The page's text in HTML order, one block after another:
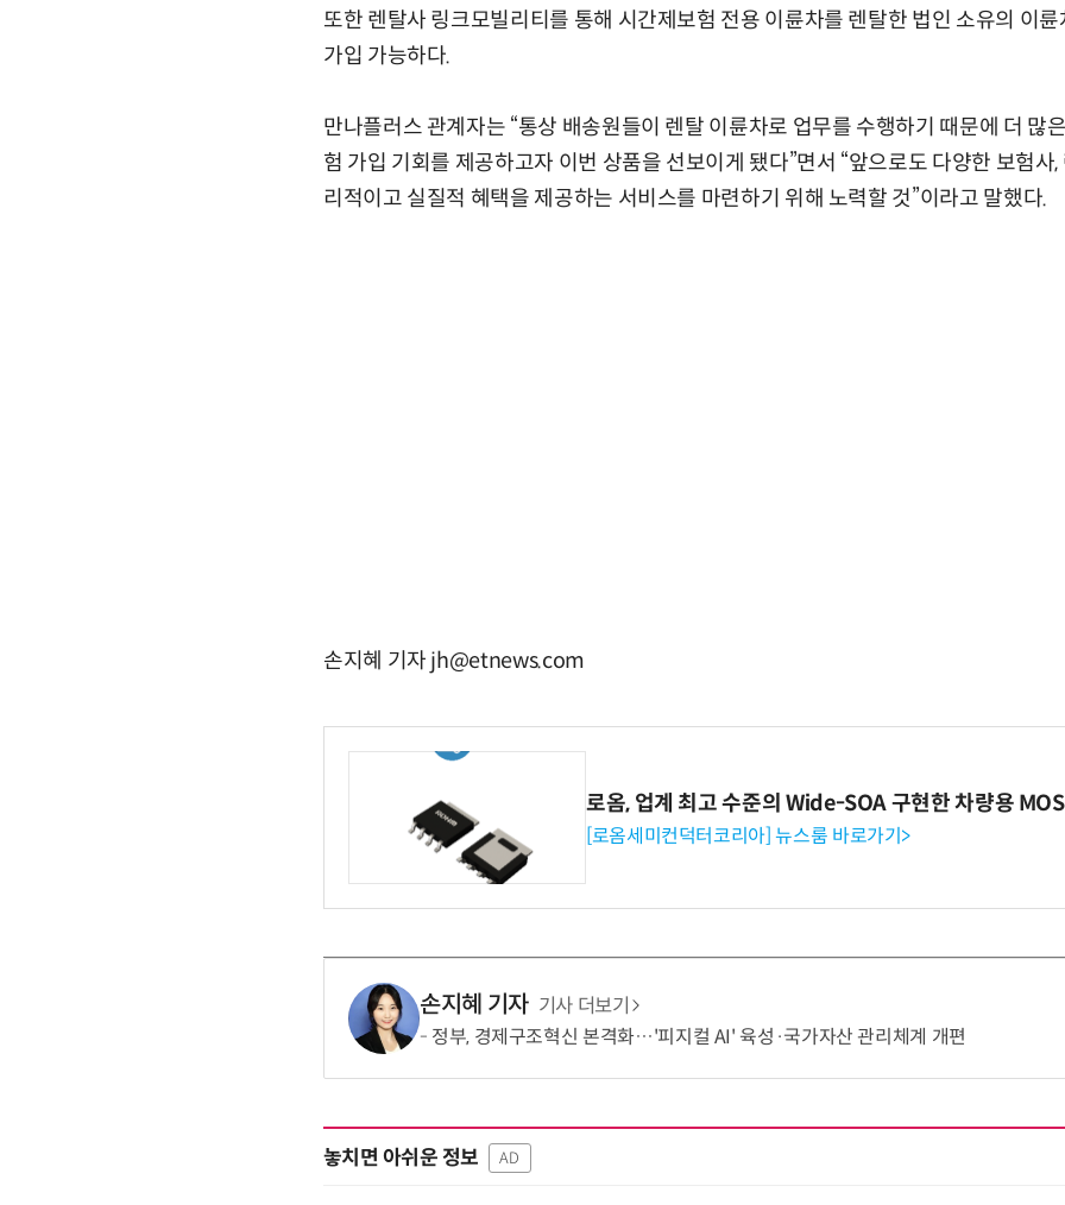
또한 렌탈사 링크모빌리티를 통해 시간제보험 전용 이륜차를 렌탈한 법인 소유의 이
가입 가능하다.
만나플러스 관계자는 “통상 배송원들이 렌탈 이륜차로 업무를 수행하기 때문에 더 많
험 가입 기회를 제공하고자 이번 상품을 선보이게 됐다”면서 “앞으로도 다양한 보험사
리적이고 실질적 혜택을 제공하는 서비스를 마련하기 위해 노력할 것”이라고 말했다.
손지혜 기자 jh@etnews.com
로옴, 업계 최고 수준의 Wide-SOA 구현한 차량용
[로옴세미컨덕터코리아] 뉴스룸 바로가기>
손지혜 기자 기사 더보기
정부, 경제구조혁신 본격화…'피지컬 AI' 육성·국가자산 관리체계 개편
놓치면 아쉬운 정보 AD